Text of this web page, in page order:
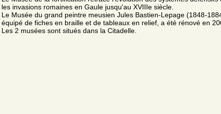
les invasions romaines en Gaule jusqu'au XVIIIe siècle.
Le Musée du grand peintre meusien Jules Bastien-Lepage (1848-
équipé de fiches en braille et de tableaux en relief, a été rénové en
Les 2 musées sont situés dans la Citadelle.